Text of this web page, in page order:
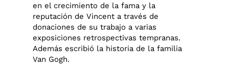
en el crecimiento de la fama y la
reputación de Vincent a través de
donaciones de su trabajo a varias
exposiciones retrospectivas tempranas.
Además escribió la historia de la familia
Van Gogh.